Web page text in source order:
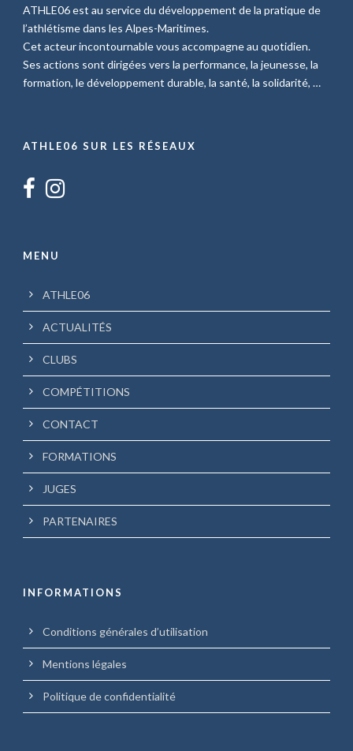
ATHLE06 est au service du développement de la pratique de
l’athlétisme dans les Alpes-Maritimes.
Cet acteur incontournable vous accompagne au quotidien.
Ses actions sont dirigées vers la performance, la jeunesse, la
formation, le développement durable, la santé, la solidarité, …
ATHLE06 SUR LES RÉSEAUX
MENU
ATHLE06
ACTUALITÉS
CLUBS
COMPÉTITIONS
CONTACT
FORMATIONS
JUGES
PARTENAIRES
INFORMATIONS
Conditions générales d’utilisation
Mentions légales
Politique de confidentialité